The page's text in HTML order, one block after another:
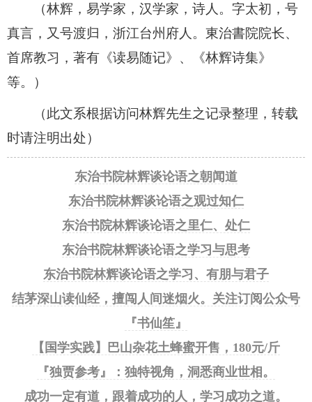
（林辉，易学家，汉学家，诗人。字太初，号
真言，又号渡归，浙江台州府人。東治書院院长、
首席教习，著有《读易随记》、《林辉诗集》
等。）
（此文系根据访问林辉先生之记录整理，转载
时请注明出处）
东治书院林辉谈论语之朝闻道
东治书院林辉谈论语之观过知仁
东治书院林辉谈论语之里仁、处仁
东治书院林辉谈论语之学习与思考
东治书院林辉谈论语之学习、有朋与君子
结茅深山读仙经，擅闯人间迷烟火。关注订阅公众号
『书仙笙』
【国学实践】巴山杂花土蜂蜜开售，180元/斤
『独贾参考』：独特视角，洞悉商业世相。
成功一定有道，跟着成功的人，学习成功之道。